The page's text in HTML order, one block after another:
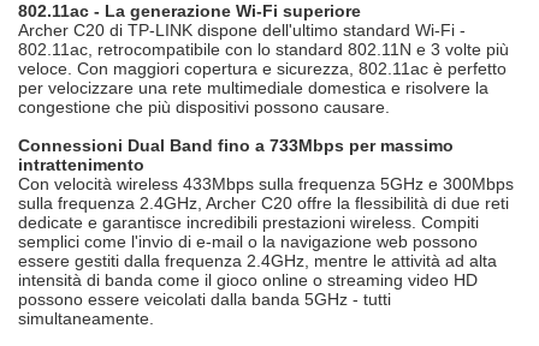
802.11ac - La generazione Wi-Fi superiore
Archer C20 di TP-LINK dispone dell'ultimo standard Wi-Fi -
802.11ac, retrocompatibile con lo standard 802.11N e 3 volte più
veloce. Con maggiori copertura e sicurezza, 802.11ac è perfetto
per velocizzare una rete multimediale domestica e risolvere la
congestione che più dispositivi possono causare.
Connessioni Dual Band fino a 733Mbps per massimo
intrattenimento
Con velocità wireless 433Mbps sulla frequenza 5GHz e 300Mbps
sulla frequenza 2.4GHz, Archer C20 offre la flessibilità di due reti
dedicate e garantisce incredibili prestazioni wireless. Compiti
semplici come l'invio di e-mail o la navigazione web possono
essere gestiti dalla frequenza 2.4GHz, mentre le attività ad alta
intensità di banda come il gioco online o streaming video HD
possono essere veicolati dalla banda 5GHz - tutti
simultaneamente.